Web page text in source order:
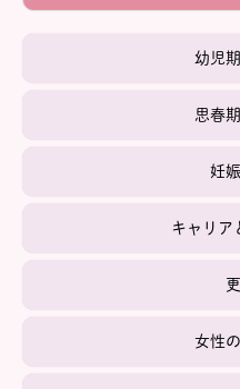
幼児
思春
妊
キャリア
女性